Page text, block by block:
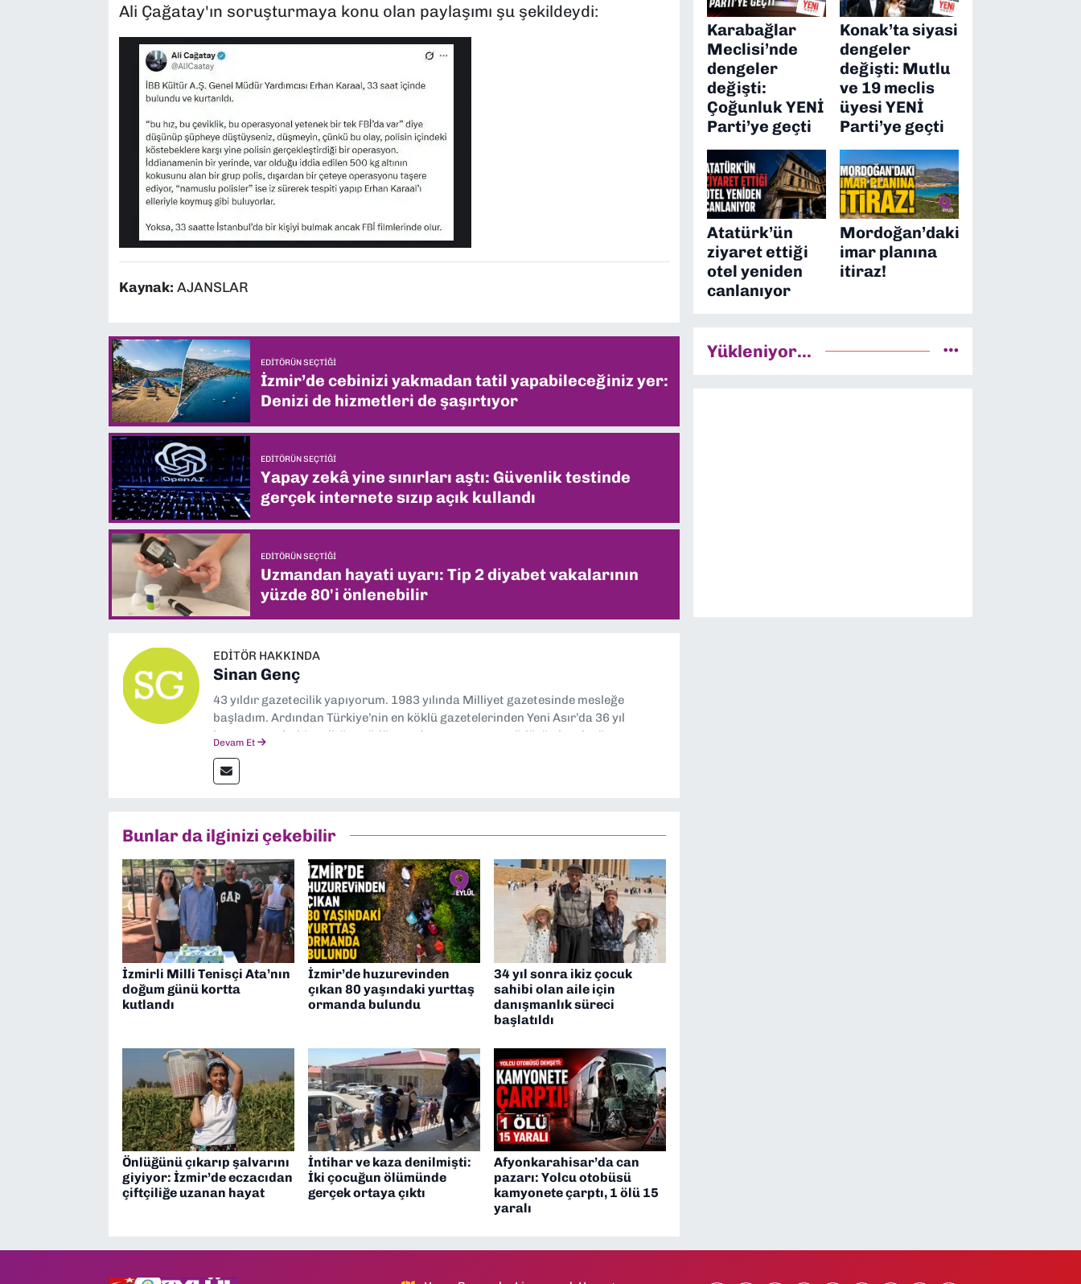
Ali Çağatay'ın soruşturmaya konu olan paylaşımı şu şekildeydi:
Kaynak: AJANSLAR
EDITÖRÜN SEÇTIĞI
İzmir’de cebinizi yakmadan tatil yapabileceğiniz yer:
Denizi de hizmetleri de şaşırtıyor
EDITÖRÜN SEÇTIĞI
Yapay zekâ yine sınırları aştı: Güvenlik testinde
gerçek internete sızıp açık kullandı
EDITÖRÜN SEÇTIĞI
Uzmandan hayati uyarı: Tip 2 diyabet vakalarının
yüzde 80'i önlenebilir
EDITÖR HAKKINDA
Sinan Genç
43 yıldır gazetecilik yapıyorum. 1983 yılında Milliyet gazetesinde mesleğe
başladım. Ardından Türkiye’nin en köklü gazetelerinden Yeni Asır’da 36 yıl
boyunca muhabir, editör, müdür yardımcısı ve spor müdürü olarak görev
anda Dokuz Eylül Gazetesi'nde editörlük yapıyorum
Devam Et
Bunlar da ilginizi çekebilir
İzmirli Milli Tenisçi Ata’nın
doğum günü kortta
kutlandı
İzmir’de huzurevinden
çıkan 80 yaşındaki yurttaş
ormanda bulundu
34 yıl sonra ikiz çocuk
sahibi olan aile için
danışmanlık süreci
başlatıldı
Önlüğünü çıkarıp şalvarını
giyiyor: İzmir’de eczacıdan
çiftçiliğe uzanan hayat
İntihar ve kaza denilmişti:
İki çocuğun ölümünde
gerçek ortaya çıktı
Afyonkarahisar’da can
pazarı: Yolcu otobüsü
kamyonete çarptı, 1 ölü 15
yaralı
Karabağlar
Meclisi’nde
dengeler
değişti:
Çoğunluk YENİ
Parti’ye geçti
Konak’ta siyasi
dengeler
değişti: Mutlu
ve 19 meclis
üyesi YENİ
Parti’ye geçti
Atatürk’ün
ziyaret ettiği
otel yeniden
canlanıyor
Mordoğan’daki
imar planına
itiraz!
Yükleniyor...